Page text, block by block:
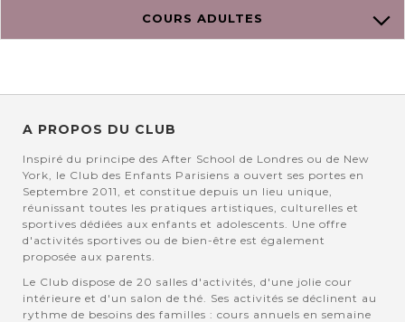
COURS ADULTES
A PROPOS DU CLUB
Inspiré du principe des After School de Londres ou de New
York, le Club des Enfants Parisiens a ouvert ses portes en
Septembre 2011, et constitue depuis un lieu unique,
réunissant toutes les pratiques artistiques, culturelles et
sportives dédiées aux enfants et adolescents. Une offre
d'activités sportives ou de bien-être est également
proposée aux parents.
Le Club dispose de 20 salles d'activités, d'une jolie cour
intérieure et d'un salon de thé. Ses activités se déclinent au
rythme de besoins des familles : cours annuels en semaine